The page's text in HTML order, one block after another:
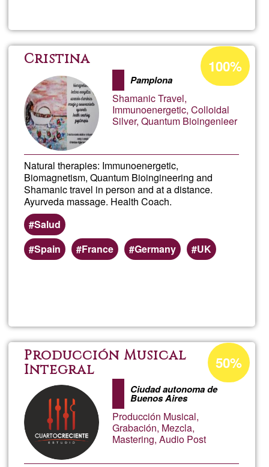
Spirit
Cristina
Pamplona
Shamanic Travel,
Immunoenergetic, Colloidal
Silver, Quantum Bioingenieer
Natural therapies: Immunoenergetic,
Biomagnetism, Quantum Bioingineering and
Shamanic travel in person and at a distance.
Ayurveda massage. Health Coach.
Salud
Spain
France Germany UK
Acceptance
percentage
Ğ1
100%
Producción Musical
Integral
Ciudad autonoma de
Buenos Aires
Producción Musical,
Grabación, Mezcla,
Mastering, Audio Post
Acceptance
percentage
of
50%